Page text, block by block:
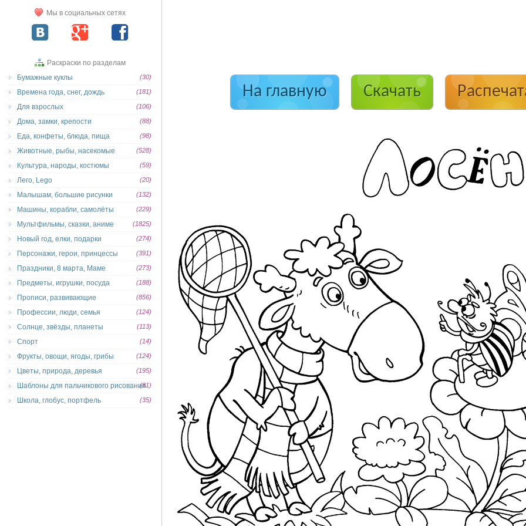
На главную Скачать
Мы в социальных сетях
Раскраски по разделам
Бумажные куклы
(30)
Времена года, снег, дождь (181)
Для взрослых (106)
Дома, замки, крепости (88)
Еда, конфеты, блюда, пища (98)
Животные, рыбы, насекомые (528)
Культура, народы, костюмы (59)
Лего, Lego (20)
Малышам, большие рисунки (132)
Машины, корабли, самолёты (229)
Мультфильмы, сказки, аниме (1825)
Новый год, елки, подарки (274)
Персонажи, герои, принцессы (391)
Праздники, 8 марта, Маме (273)
Предметы, игрушки, посуда (188)
Прописи, развивающие (856)
Профессии, люди, семья (124)
Солнце, звёзды, планеты (113)
Спорт (14)
Фрукты, овощи, ягоды, грибы (124)
Цветы, природа, деревья (195)
Шаблоны для пальчикового рисования(81)
Школа, глобус, портфель (35)